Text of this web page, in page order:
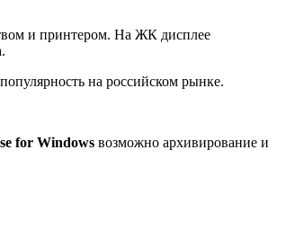
и принтером. На ЖК дисплее
на российском рынке.
for Windows возможно архивирование и